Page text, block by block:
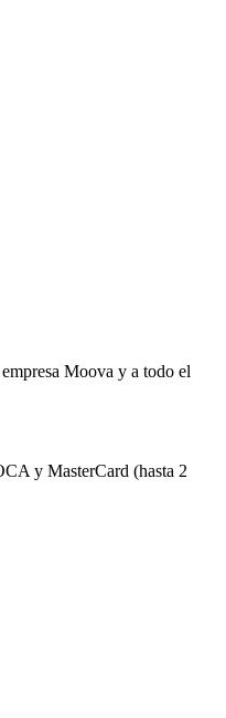
Moova y a todo el
y MasterCard (hasta 2